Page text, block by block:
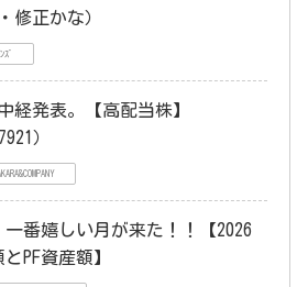
修正かな）
ｽﾞ
経発表。【高配当株】
）
番嬉しい月が来た！！【2026
PF資産額】